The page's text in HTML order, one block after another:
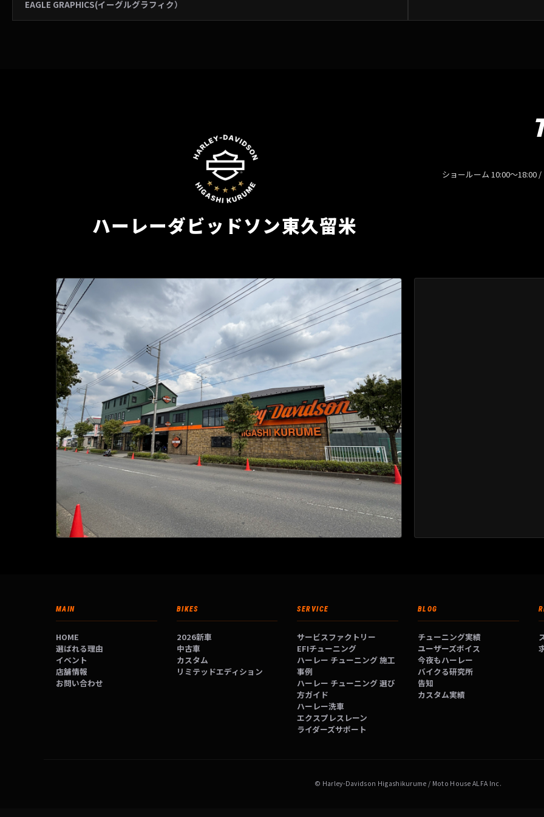
EAGLE GRAPHICS(イーグルグラフィク）
ハーレーダビッドソン東久留米
ショールーム 10:00〜18:00
MAIN
HOME
選ばれる理由
イベント
店舗情報
お問い合わせ
BIKES
2026新車
中古車
カスタム
リミテッドエディション
SERVICE
サービスファクトリー
EFIチューニング
ハーレー チューニング 施工
事例
ハーレー チューニング 選び
方ガイド
ハーレー洗車
エクスプレスレーン
ライダーズサポート
BLOG
チューニング実績
ユーザーズボイス
今夜もハーレー
バイクる研究所
告知
カスタム実績
© Harley-Davidson Higashikurume / Moto House ALFA Inc.